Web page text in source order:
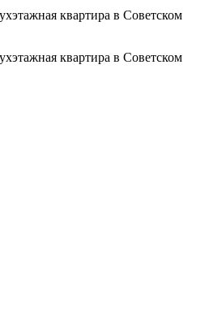
квартира в Советском
квартира в Советском